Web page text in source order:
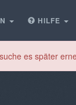
HILFE
es später